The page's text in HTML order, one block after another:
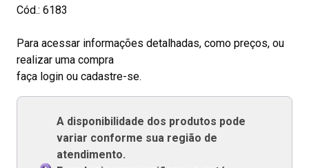
Cód.: 6183
Para acessar informações detalhadas, como preços, ou
realizar uma compra
faça login ou cadastre-se.
A disponibilidade dos produtos pode
variar conforme sua região de
atendimento.